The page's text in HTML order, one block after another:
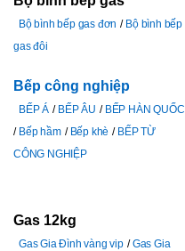
Bộ bình bếp gas đơn
Bộ bình bếp
gas đôi
Bếp công nghiệp
BẾP Á BẾP ÂU
BẾP HÀN QUỐC
Bếp hầm
Bếp khè
BẾP TỪ
CÔNG NGHIỆP
Gas 12kg
Gas Gia Đình vàng vip
Gas Gia